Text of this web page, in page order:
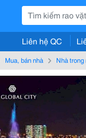
Liên hệ QC
Mua, bán nhà Nhà trong